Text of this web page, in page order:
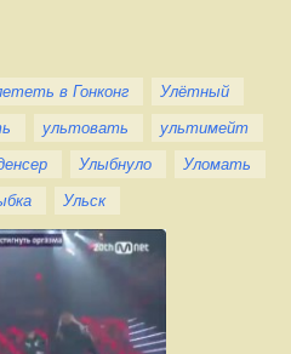
в Гонконг
Улётный
ультовать
ультимейт
Улыбнуло
Уломать
Ульск